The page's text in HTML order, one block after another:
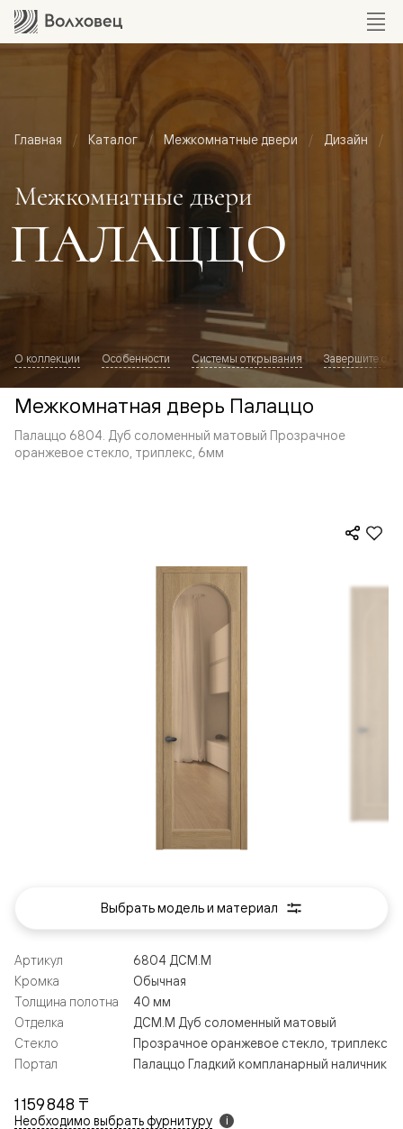
Главная Каталог Межкомнатные двери Дизайн
Межкомнатные двери
ПАЛАЦЦО
О коллекции Особенности Системы открывания Завершите
Межкомнатная дверь Палаццо
Палаццо 6804. Дуб соломенный матовый Прозрачное
оранжевое стекло, триплекс, 6мм
1 159 848 ₸
Необходимо выбрать фурнитуру i
Артикул
6804 ДСМ.М
Кромка
Обычная
Толщина полотна
40 мм
Отделка
ДСМ.М Дуб соломенный матовый
Стекло
Прозрачное оранжевое стекло, триплекс
Портал
Палаццо Гладкий компланарный наличник
Выбрать модель и материал